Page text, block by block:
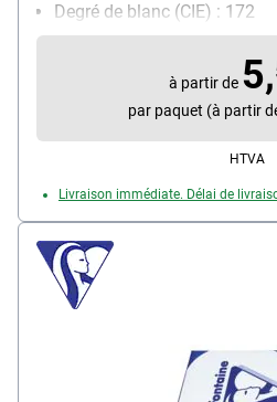
Degré de blanc (CIE) : 172
Contenu par paquet : 500
à partir de 5,
par paquet (à partir
HTVA
Livraison immédiate. Délai de